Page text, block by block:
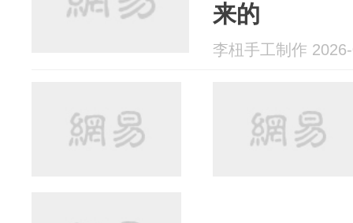
来的
李杻手工制作